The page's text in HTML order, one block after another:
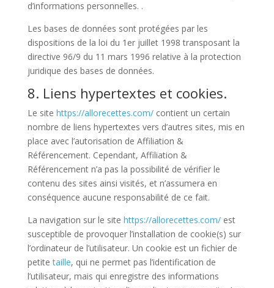
d’informations personnelles. .
Les bases de données sont protégées par les
dispositions de la loi du 1er juillet 1998 transposant la
directive 96/9 du 11 mars 1996 relative à la protection
juridique des bases de données.
8. Liens hypertextes et cookies.
Le site https://allorecettes.com/contient un certain
nombre de liens hypertextes vers d’autres sites, mis en
place avec l’autorisation de Affiliation &
Référencement. Cependant, Affiliation &
Référencement n’a pas la possibilité de vérifier le
contenu des sites ainsi visités, et n’assumera en
conséquence aucune responsabilité de ce fait.
La navigation sur le site https://allorecettes.com/ est
susceptible de provoquer l’installation de cookie(s) sur
l’ordinateur de l’utilisateur. Un cookie est un fichier de
petitetaille, qui ne permet pas l’identification de
l’utilisateur, mais qui enregistre des informations